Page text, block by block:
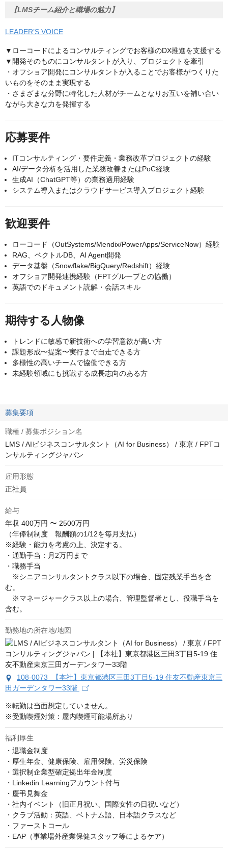
【LMSチーム紹介と職場の魅力】
LEADER’S VOICE
▼ローコードによるコンサルティングでお客様のDX推進を支援する
▼開発そのものにコンサルタントが入り、プロジェクトを牽引
・オフショア開発にコンサルタントが入ることでお客様がつくりた
いものをそのまま実現する
・さまざまな分野に特化した人材がチームとなりお互いを補い合い
ながら大きな力を発揮する
応募要件
ITコンサルティング・要件定義・業務改革プロジェクトの経験
AI/データ分析を活用した業務改善またはPoC経験
生成AI（ChatGPT等）の業務適用経験
システム導入またはクラウドサービス導入プロジェクト経験
歓迎要件
ローコード（OutSystems/Mendix/PowerApps/ServiceNow）経験
RAG、ベクトルDB、AI Agent開発
データ基盤（Snowflake/BigQuery/Redshift）経験
オフショア開発連携経験（FPTグループとの協働）
英語でのドキュメント読解・会話スキル
期待する人物像
トレンドに敏感で新技術への学習意欲が高い方
課題形成〜提案〜実行まで自走できる方
多様性の高いチームで協働できる方
未経験領域にも挑戦する成長志向のある方
募集要項
職種 / 募集ポジション名
LMS / AIビジネスコンサルタント（AI for Business） / 東京 / FPTコ
ンサルティングジャパン
雇用形態
正社員
給与
年収 400万円 〜 2500万円
（年俸制制度　報酬額の1/12を毎月支払）
※経験・能力を考慮の上、決定する。
・通勤手当：月2万円まで
・職務手当
※シニアコンサルタントクラス以下の場合、固定残業手当を含
む。
※マネージャークラス以上の場合、管理監督者とし、役職手当を
含む。
勤務地の所在地/地図
108-0073 【本社】東京都港区三田3丁目5-19 住友不動産東京三
田ガーデンタワー33階
※転勤は当面想定していません。
※受動喫煙対策：屋内喫煙可能場所あり
福利厚生
・退職金制度
・厚生年金、健康保険、雇用保険、労災保険
・選択制企業型確定拠出年金制度
・Linkedin Learningアカウント付与
・慶弔見舞金
・社内イベント（旧正月祝い、国際女性の日祝いなど）
・クラブ活動：英語、ベトナム語、日本語クラスなど
・ファーストコール
・EAP（事業場外産業保健スタッフ等によるケア）